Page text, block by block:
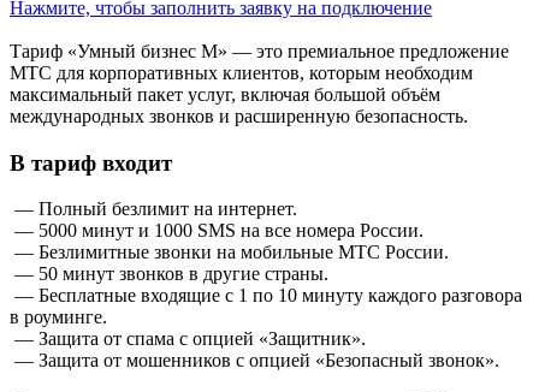
Нажмите, чтобы заполнить заявку на подключение
Тариф «Умный бизнес М» — это премиальное предложение
МТС для корпоративных клиентов, которым необходим
максимальный пакет услуг, включая большой объём
международных звонков и расширенную безопасность.
В тариф входит
— Полный безлимит на интернет.
— 5000 минут и 1000 SMS на все номера России.
— Безлимитные звонки на мобильные МТС России.
— 50 минут звонков в другие страны.
— Бесплатные входящие с 1 по 10 минуту каждого разговора
в роуминге.
— Защита от спама с опцией «Защитник».
— Защита от мошенников с опцией «Безопасный звонок».